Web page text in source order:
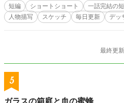
短編 ショートショート 一話完結の
人物描写
スケッチ 毎日更新 デッ
最終更
5
ガラスの箱庭と血の蜜蜂